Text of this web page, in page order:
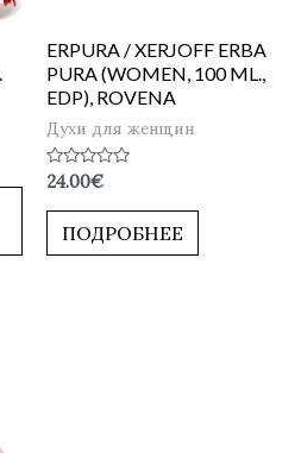
ERPURA / XERJOFF ERBA
PURA (WOMEN, 100 ML.,
EDP), ROVENA
Духи для женщин
Оценка
из
24.00€
ПОДРОБНЕЕ